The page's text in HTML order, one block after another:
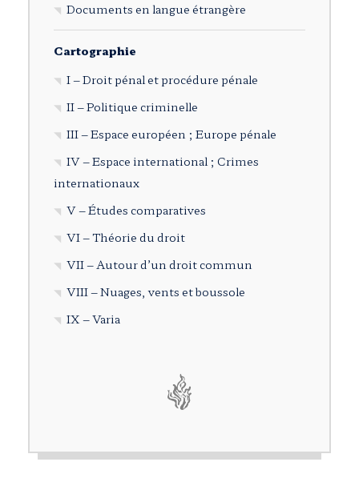
Documents en langue étrangère
Cartographie
I – Droit pénal et procédure pénale
II – Politique criminelle
III – Espace européen ; Europe pénale
IV – Espace international ; Crimes
internationaux
V – Études comparatives
VI – Théorie du droit
VII – Autour d’un droit commun
VIII – Nuages, vents et boussole
IX – Varia